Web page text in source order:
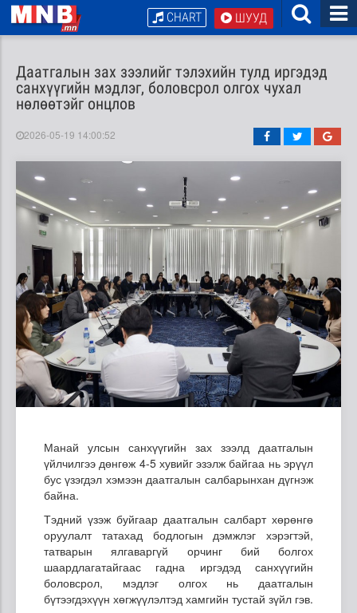
ШУУД
CHART
Даатгалын зах зээлийг тэлэхийн тулд иргэдэд
санхүүгийн мэдлэг, боловсрол олгох чухал
нөлөөтэйг онцлов
2026-05-19 14:00:52
Манай улсын санхүүгийн зах зээлд даатгалын
үйлчилгээ дөнгөж 4-5 хувийг эзэлж байгаа нь эрүүл
бус үзэгдэл хэмээн даатгалын салбарынхан дүгнэж
байна.
Тэдний үзэж буйгаар даатгалын салбарт хөрөнгө
оруулалт татахад бодлогын дэмжлэг хэрэгтэй,
татварын ялгаваргүй орчинг бий болгох
шаардлагатайгаас гадна иргэдэд санхүүгийн
боловсрол, мэдлэг олгох нь даатгалын
бүтээгдэхүүн хөгжүүлэлтэд хамгийн тустай зүйл гэв.